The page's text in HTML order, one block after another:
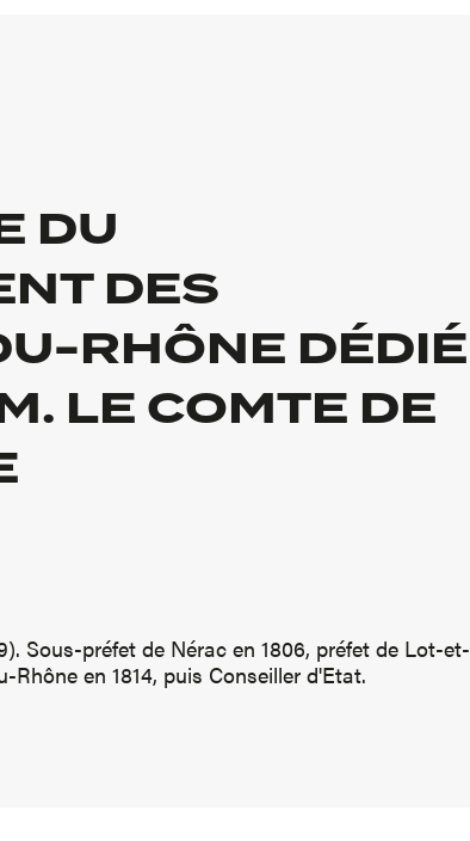
DU
DES
RHÔNE DÉDIÉ
LE COMTE DE
Sous-préfet de Nérac en 1806, préfet de Lot-et-
en 1814, puis Conseiller d'Etat.